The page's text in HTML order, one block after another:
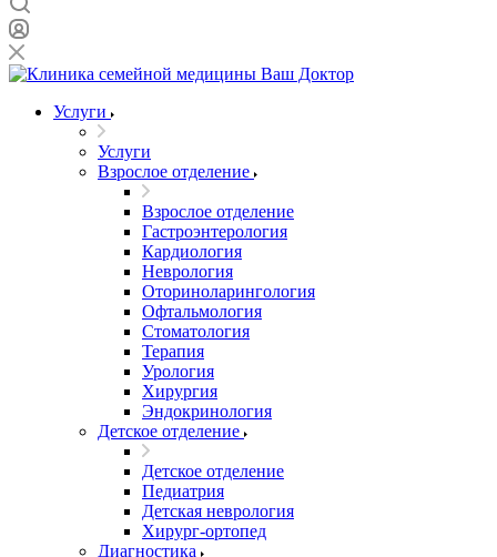
Услуги
Услуги
Взрослое отделение
Взрослое отделение
Гастроэнтерология
Кардиология
Неврология
Оториноларингология
Офтальмология
Стоматология
Терапия
Урология
Хирургия
Эндокринология
Детское отделение
Детское отделение
Педиатрия
Детская неврология
Хирург-ортопед
Диагностика